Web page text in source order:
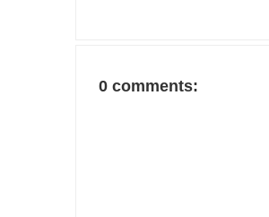
0 comments: